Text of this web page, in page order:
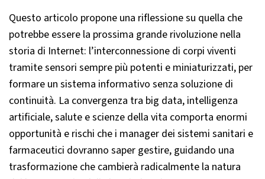
Questo articolo propone una riflessione su quella che
potrebbe essere la prossima grande rivoluzione nella
storia di Internet: l’interconnessione di corpi viventi
tramite sensori sempre più potenti e miniaturizzati, per
formare un sistema informativo senza soluzione di
continuità. La convergenza tra big data, intelligenza
artificiale, salute e scienze della vita comporta enormi
opportunità e rischi che i manager dei sistemi sanitari e
farmaceutici dovranno saper gestire, guidando una
trasformazione che cambierà radicalmente la natura